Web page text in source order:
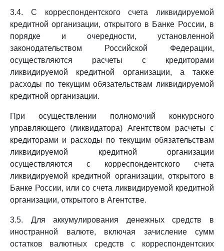
3.4. С корреспондентского счета ликвидируемой
кредитной организации, открытого в Банке России, в
порядке и очередности, установленной
законодательством Российской Федерации,
осуществляются расчеты с кредиторами
ликвидируемой кредитной организации, а также
расходы по текущим обязательствам ликвидируемой
кредитной организации.
При осуществлении полномочий конкурсного
управляющего (ликвидатора) Агентством расчеты с
кредиторами и расходы по текущим обязательствам
ликвидируемой кредитной организации
осуществляются с корреспондентского счета
ликвидируемой кредитной организации, открытого в
Банке России, или со счета ликвидируемой кредитной
организации, открытого в Агентстве.
3.5. Для аккумулирования денежных средств в
иностранной валюте, включая зачисление сумм
остатков валютных средств с корреспондентских